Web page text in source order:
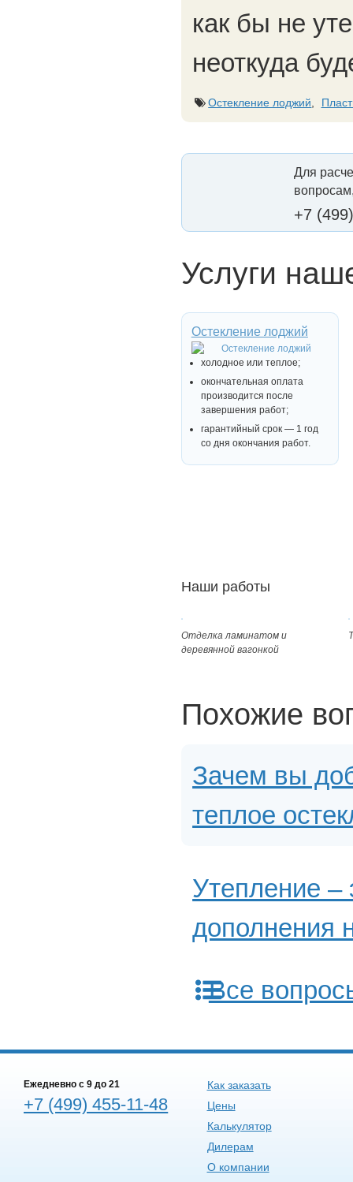
как бы не
неоткуда
Остекление лоджий
Для
+7
Услуги
Остекление лоджий
холодное или теплое;
окончательная оплата
производится после
завершения работ;
гарантийный срок — 1 год
со дня окончания работ.
Наши работы
Отделка ламинатом и
деревянной вагонкой
Похожие
Зачем вы
теплое
Утепление –
дополнения
Все
Ежедневно c 9 до 21
+7 (499) 455-11-48
Как заказать
Цены
Калькулятор
Дилерам
О компании